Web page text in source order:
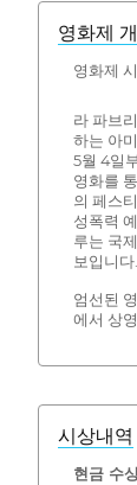
영화제
영화제
라 파브
하는 아
5월 4일
영화를
의 페스
성폭력
루는 국
보입니다.
엄선된
에서 상
시상내역
현금 수